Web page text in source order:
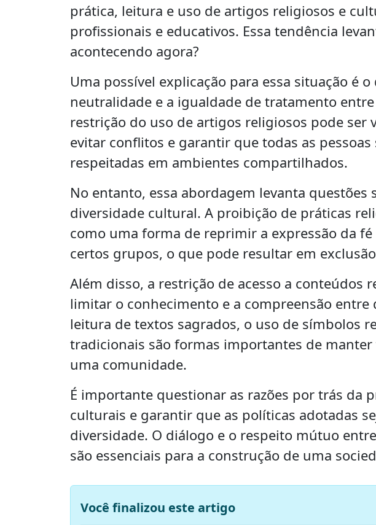
prática, leitura e uso de artigos religiosos e
profissionais e educativos. Essa tendência
acontecendo agora?
Uma possível explicação para essa situação é
neutralidade e a igualdade de tratamento
restrição do uso de artigos religiosos pode ser
evitar conflitos e garantir que todas as
respeitadas em ambientes compartilhados.
No entanto, essa abordagem levanta questões
diversidade cultural. A proibição de práticas
como uma forma de reprimir a expressão da
certos grupos, o que pode resultar em
Além disso, a restrição de acesso a conteúdos
limitar o conhecimento e a compreensão entre
leitura de textos sagrados, o uso de símbolos
tradicionais são formas importantes de
uma comunidade.
É importante questionar as razões por trás da
culturais e garantir que as políticas adotadas
diversidade. O diálogo e o respeito mútuo
são essenciais para a construção de uma
Você finalizou este artigo